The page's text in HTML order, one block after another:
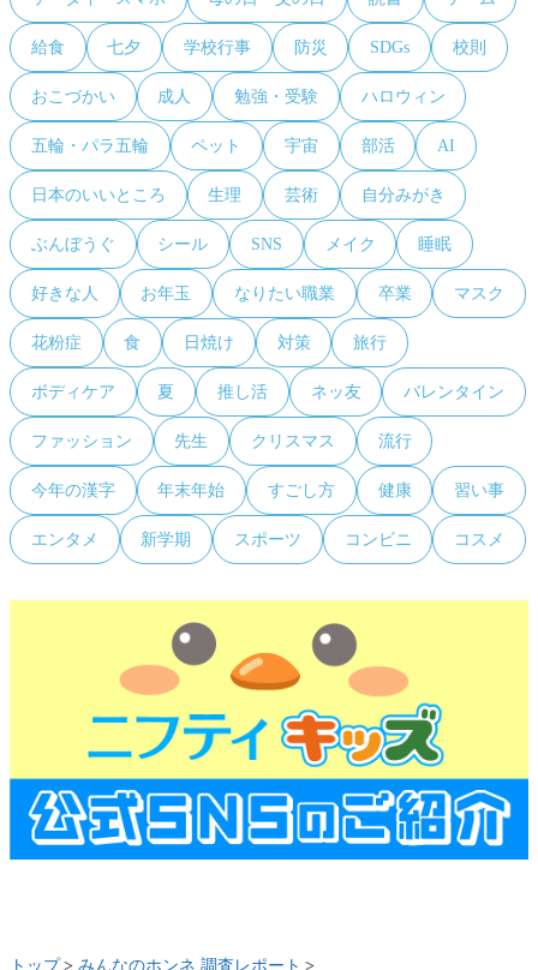
給食 七夕 学校行事 防災 SDGs 校則
おこづかい 成人 勉強・受験 ハロウィン
五輪・パラ五輪 ペット 宇宙 部活 AI
日本のいいところ 生理 芸術 自分みがき
ぶんぼうぐ シール SNS メイク 睡眠
好きな人 お年玉 なりたい職業 卒業 マスク
花粉症 食 日焼け 対策 旅行
ボディケア 夏 推し活 ネッ友 バレンタイン
ファッション 先生 クリスマス 流行
今年の漢字 年末年始 すごし方 健康 習い事
エンタメ 新学期 スポーツ コンビニ コスメ
トップ みんなのホンネ 調査レポート